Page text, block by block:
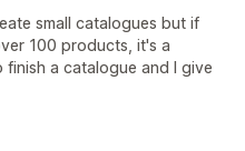
small catalogues but if
100 products, it's a
finish a catalogue and I give